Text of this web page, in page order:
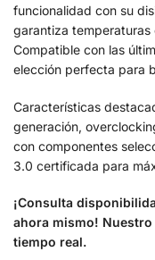
funcionalidad con su
garantiza temperaturas
Compatible con las
elección perfecta para
Características
generación,
con componentes
3.0 certificada para
¡Consulta
ahora mismo!
tiempo real.